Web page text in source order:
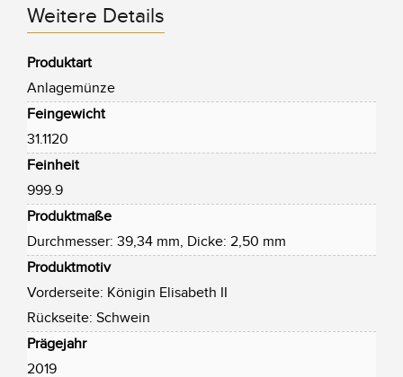
Weitere Details
Produktart
Anlagemünze
Feingewicht
31.1120
Feinheit
999.9
Produktmaße
Durchmesser: 39,34 mm, Dicke: 2,50 mm
Produktmotiv
Vorderseite: Königin Elisabeth II
Rückseite: Schwein
Prägejahr
2019